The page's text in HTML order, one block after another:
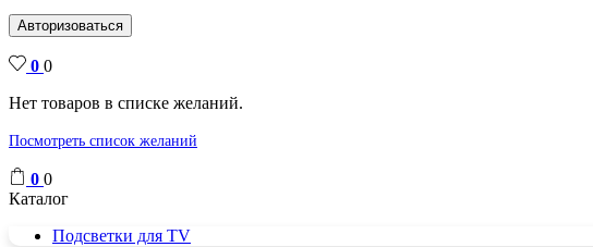
Авторизоваться
0 0
Нет товаров в списке желаний.
Посмотреть список желаний
0 0
Каталог
Подсветки для TV